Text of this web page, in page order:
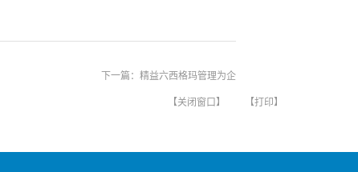
下一篇： 精益六西格玛管理为企业弥补不足
【关闭窗口】 【打印】